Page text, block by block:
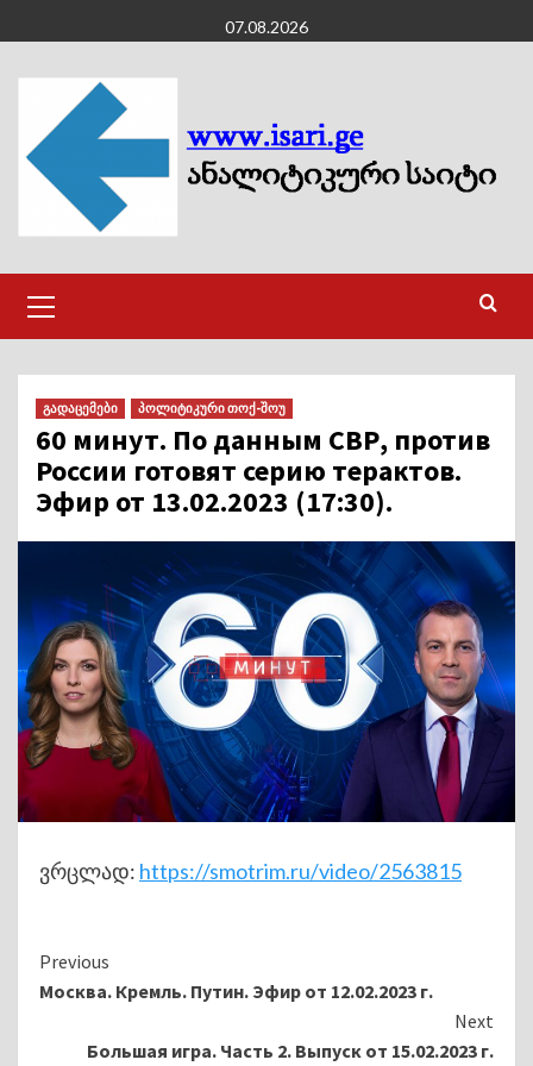
to
content
07.08.2026
Menu
გადაცემები პოლიტიკური თოქ-შოუ
60 минут. По данным СВР, против
России готовят серию терактов.
Эфир от 13.02.2023 (17:30).
ვრცლად: https://smotrim.ru/video/2563815
Continue
Reading
Previous
Москва. Кремль. Путин. Эфир от 12.02.2023 г.
Next
Большая игра. Часть 2. Выпуск от 15.02.2023 г.